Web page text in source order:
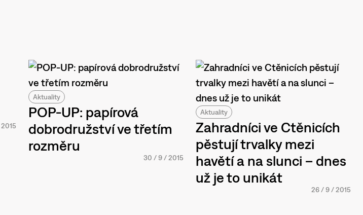
2015
Aktuality
POP-UP: papírová
dobrodružství ve třetím
rozměru
30 /9 /2015
Aktuality
Zahradníci ve Ctěnicích
pěstují trvalky mezi
havětí a na slunci – dnes
už je to unikát
26 /9 /2015